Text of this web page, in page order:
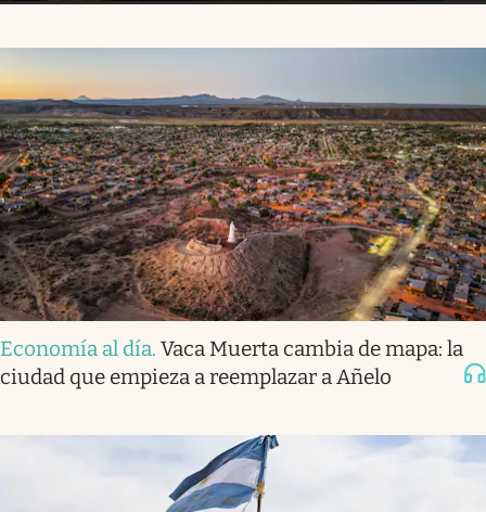
Economía al día. Vaca Muerta cambia de mapa: la
ciudad que empieza a reemplazar a Añelo